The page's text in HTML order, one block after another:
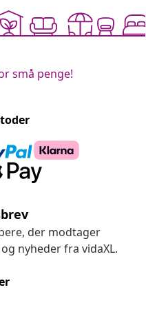
små penge!
der modtager
nyheder fra vidaXL.